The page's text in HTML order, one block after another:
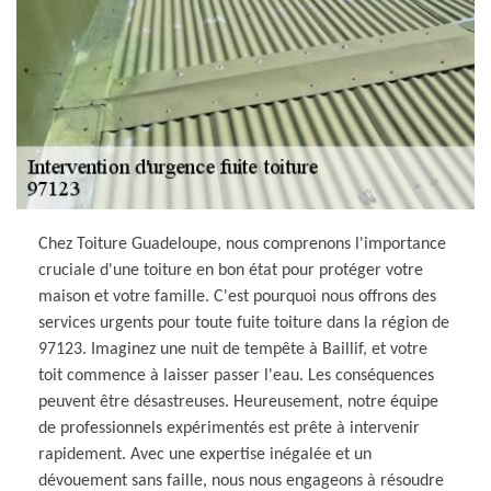
Chez Toiture Guadeloupe, nous comprenons l'importance
cruciale d'une toiture en bon état pour protéger votre
maison et votre famille. C'est pourquoi nous offrons des
services urgents pour toute fuite toiture dans la région de
97123. Imaginez une nuit de tempête à Baillif, et votre
toit commence à laisser passer l'eau. Les conséquences
peuvent être désastreuses. Heureusement, notre équipe
de professionnels expérimentés est prête à intervenir
rapidement. Avec une expertise inégalée et un
dévouement sans faille, nous nous engageons à résoudre